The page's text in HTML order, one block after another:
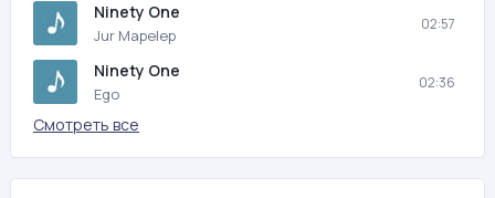
Ninety One
Jur Mapelep
02:57
Ninety One
Ego
02:36
Смотреть все